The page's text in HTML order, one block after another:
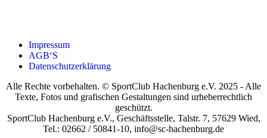
Impres­sum
AGB‘S
Daten­schutz­er­klä­rung
Alle Rechte vorbehalten. © SportClub Hachenburg e.V. 2025 - Alle
Texte, Fotos und grafischen Gestaltungen sind urheberrechtlich
geschützt.
SportClub Hachenburg e.V., Geschäftsstelle, Talstr. 7, 57629 Wied,
Tel.: 02662 / 50841-10, info@sc-hachenburg.de